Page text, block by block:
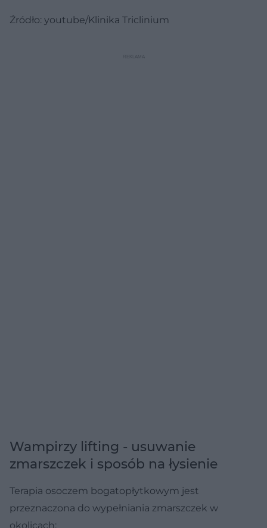
Źródło: youtube/Klinika Triclinium
Wampirzy lifting - usuwanie
zmarszczek i sposób na łysienie
Terapia osoczem bogatopłytkowym jest
przeznaczona do wypełniania zmarszczek w
okolicach: